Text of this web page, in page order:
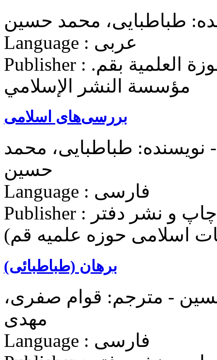
طباطبایی، محمد حسین
Language : عربی
Publisher : جماعة المدرسين في الحوزة العلمیة بقم.
مؤسسة النشر الإسلامي
بررسی‌های اسلامی
طباطبایی، محمد
حسین
Language : فارسی
Publisher : مؤسسه بوستان کتاب (مرکز چاپ و نشر دفتر
اسلامی حوزه علميه قم)
برهان (طباطبائی)
- مترجم: قوام صفری،
مهدی
Language : فارسی